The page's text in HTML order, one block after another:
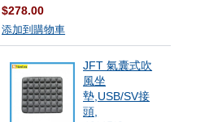
$278.00
添加到購物車
JFT 氣囊式吹
風坐
墊,USB/SV接
頭,